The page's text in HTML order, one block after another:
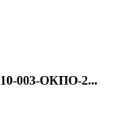
003-ОКПО-2...